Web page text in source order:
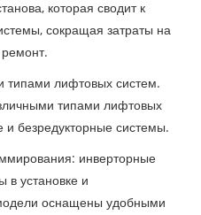
которая сводит к
сокращая затраты на
типами лифтовых систем.
типами лифтовых
и безредукторные системы.
инверторные
в установке и
оснащены удобными